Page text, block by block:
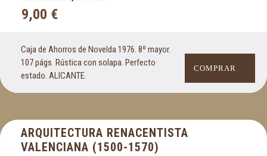
9,00 €
Caja de Ahorros de Novelda 1976. 8º mayor.
107 págs. Rústica con solapa. Perfecto
estado. ALICANTE.
COMPRAR
ARQUITECTURA RENACENTISTA
VALENCIANA (1500-1570)